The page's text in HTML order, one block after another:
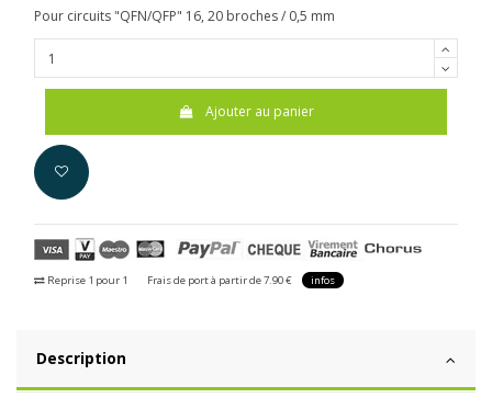
Pour circuits "QFN/QFP" 16, 20 broches / 0,5 mm
Ajouter au panier
Reprise 1 pour 1 Frais de port à partir de 7.90 € infos
Description